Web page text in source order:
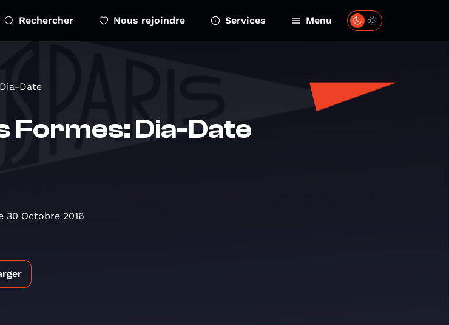
Rechercher Nous rejoindre Services Menu
Date
Formes: Dia-Date
30 Octobre 2016